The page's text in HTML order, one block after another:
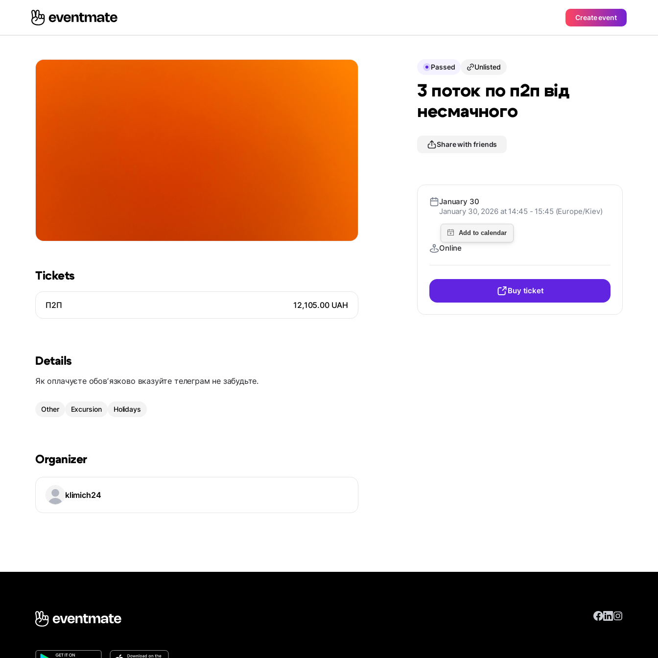
Create event
Tickets
П2П 12,105.00 UAH
Details
Як оплачуєте обовʼязково вказуйте телеграм не забудьте.
Other Excursion Holidays
Organizer
klimich24
Passed Unlisted
3 поток по п2п від
несмачного
Share with friends
January 30
January 30, 2026 at 14:45 - 15:45 (Europe/Kiev)
Online
Buy ticket